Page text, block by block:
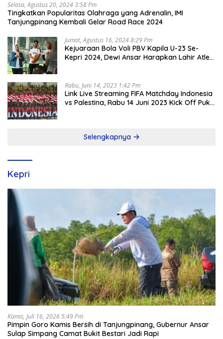
Selasa, Agustus 20, 2024 3:58 Pm
Tingkatkan Popularitas Olahraga yang Adrenalin, IMI
Tanjungpinang Kembali Gelar Road Race 2024
Jumat, Agustus 16, 2024 8:29 Pm
Kejuaraan Bola Voli PBV Kapila U-23 Se-
Kepri 2024, Dewi Ansar Harapkan Lahir Atlet
Rabu, Juni 14, 2023 1:42 Pm
Link Live Streaming FIFA Matchday Indonesia
vs Palestina, Rabu 14 Juni 2023 Kick Off Pukul
Selengkapnya
Kepri
Kamis, Juli 16, 2026 5:49 Pm
Pimpin Goro Kamis Bersih di Tanjungpinang, Gubernur Ansar
Sulap Simpang Camat Bukit Bestari Jadi Rapi